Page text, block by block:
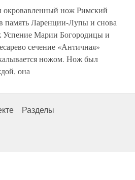
окровавленный нож Римский
память Ларенции-Лупы и снова
Марии Богородицы и
сечение «Античная»
ножом. Нож был
она
Разделы